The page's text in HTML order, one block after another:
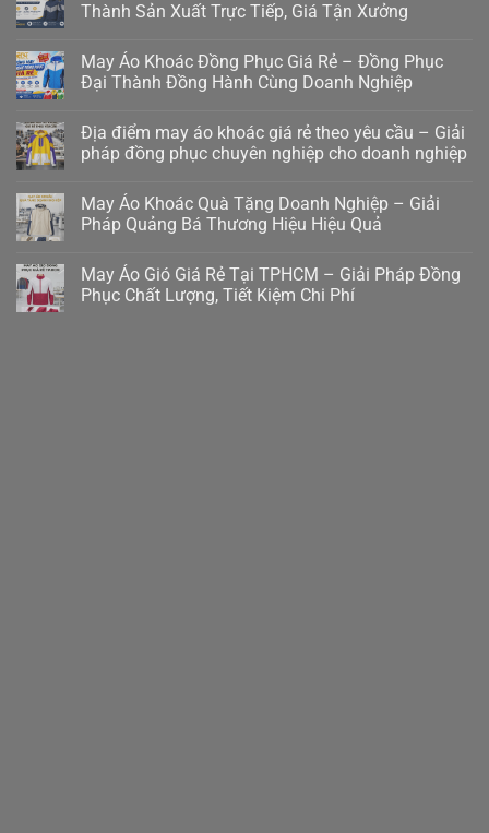
Thành Sản Xuất Trực Tiếp, Giá Tận Xưởng
May Áo Khoác Đồng Phục Giá Rẻ – Đồng Phục
Đại Thành Đồng Hành Cùng Doanh Nghiệp
Địa điểm may áo khoác giá rẻ theo yêu cầu – Giải
pháp đồng phục chuyên nghiệp cho doanh nghiệp
May Áo Khoác Quà Tặng Doanh Nghiệp – Giải
Pháp Quảng Bá Thương Hiệu Hiệu Quả
May Áo Gió Giá Rẻ Tại TPHCM – Giải Pháp Đồng
Phục Chất Lượng, Tiết Kiệm Chi Phí